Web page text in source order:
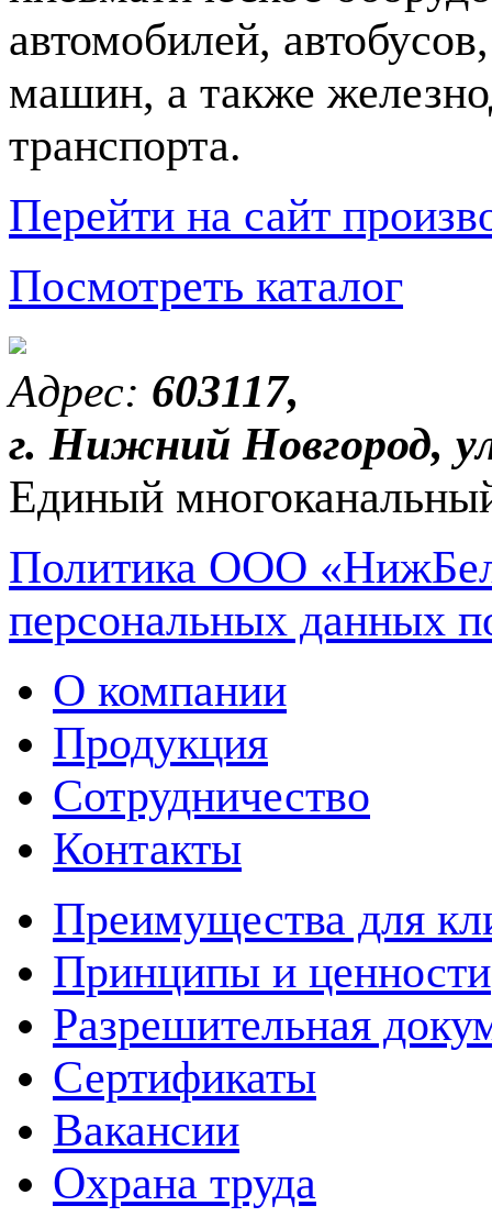
автомобилей,
машин, а также
транспорта.
Перейти на сайт
Посмотреть каталог
Адрес: 603117,
г. Нижний Новгород,
Единый
Политика ООО
персональных данных
О компании
Продукция
Сотрудничество
Контакты
Преимущества для
Принципы и ценности
Разрешительная
Сертификаты
Вакансии
Охрана труда